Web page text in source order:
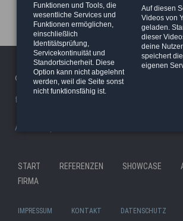
© 2026 Haeger Stunt & Wireworks Ltd. -
facility/studio
AP8actionpact
START REFERENZEN SHOWCASE
FIRMA
überspringen
IMPRESSUM KONTAKT DATENSCHUTZ
Funktionen und Tools, die
wesentliche Services und
Funktionen ermöglichen,
einschließlich
Identitätsprüfung,
Servicekontinuität und
Standortsicherheit. Diese
Option kann nicht abgelehnt
werden, weil die Seite sonst
nicht funktionsfähig ist.
Auf diesen
Videos von
geladen.
dieser
deine
speichert
eigenen